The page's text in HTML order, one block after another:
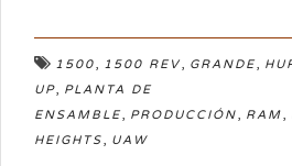
1500, 1500 REV, GRANDE,
UP, PLANTA DE
ENSAMBLE, PRODUCCIÓN, RAM,
HEIGHTS, UAW